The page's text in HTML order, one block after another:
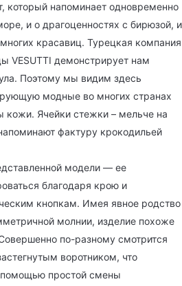
который напоминает одновременно
и о драгоценностях с бирюзой, и
красавиц. Турецкая компания
VESUTTI демонстрирует нам
Поэтому мы видим здесь
модные во многих странах
кожи. Ячейки стежки – мельче на
фактуру крокодильей
модели — ее
благодаря крою и
кнопкам. Имея явное родство
молнии, изделие похоже
по-разному смотрится
воротником, что
помощью простой смены